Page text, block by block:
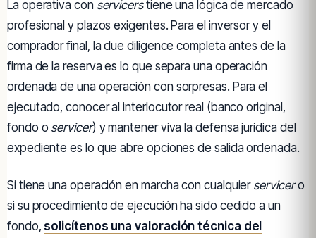
La operativa con servicerstiene una lógica de mercado
profesional y plazos exigentes. Para el inversor y el
comprador final, la due diligence completa antes de la
firma de la reserva es lo que separa una operación
ordenada de una operación con sorpresas. Para el
ejecutado, conocer al interlocutor real (banco original,
fondo o servicer) y mantener viva la defensa jurídica del
expediente es lo que abre opciones de salida ordenada.
Si tiene una operación en marcha con cualquier servicero
si su procedimiento de ejecución ha sido cedido a un
fondo, solicítenos una valoración técnica del